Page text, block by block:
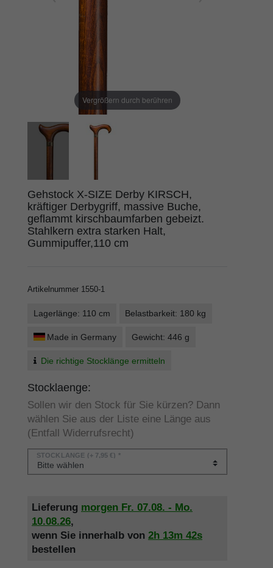
Vergrößern durch berühren
Gehstock X-SIZE Derby KIRSCH,
kräftiger Derbygriff, massive Buche,
geflammt kirschbaumfarben gebeizt.
Stahlkern extra starken Halt,
Gummipuffer,110 cm
Artikelnummer 1550-1
Lagerlänge: 110 cm Belastbarkeit: 180 kg
Made in Germany Gewicht: 446 g
Die richtige Stocklänge ermitteln
Stocklaenge:
Sollen wir den Stock für Sie kürzen? Dann
wählen Sie aus der Liste eine Länge aus
(Entfall Widerrufsrecht)
STÖCKLÄNGE (+ 7,95 €) *
Lieferung morgen Fr. 07.08. - Mo.
10.08.26,
wenn Sie innerhalb von 2h 13m 42s
bestellen